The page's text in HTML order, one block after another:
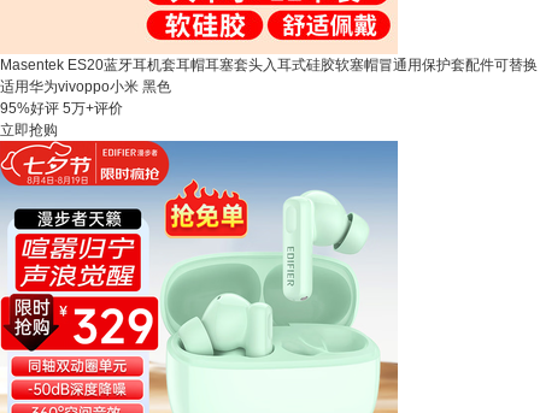
Masentek ES20蓝牙耳机套耳帽耳塞套头入耳式硅胶软塞帽冒通用保护套配件可替换
适用华为vivoppo小米 黑色
95%好评 5万+评价
立即抢购